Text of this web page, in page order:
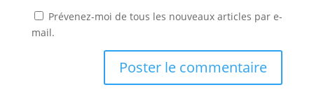
Prévenez-moi de tous les nouveaux articles par e-
mail.